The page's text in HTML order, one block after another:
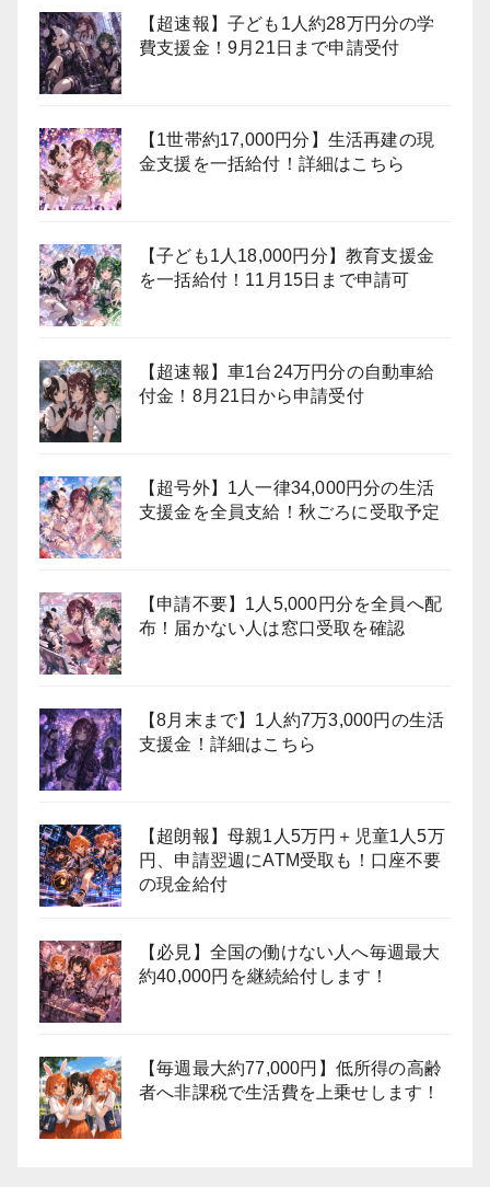
【超速報】子ども1人約28万円分の学
費支援金！9月21日まで申請受付
【1世帯約17,000円分】生活再建の現
金支援を一括給付！詳細はこちら
【子ども1人18,000円分】教育支援金
を一括給付！11月15日まで申請可
【超速報】車1台24万円分の自動車給
付金！8月21日から申請受付
【超号外】1人一律34,000円分の生活
支援金を全員支給！秋ごろに受取予定
【申請不要】1人5,000円分を全員へ配
布！届かない人は窓口受取を確認
【8月末まで】1人約7万3,000円の生活
支援金！詳細はこちら
【超朗報】母親1人5万円＋児童1人5万
円、申請翌週にATM受取も！口座不要
の現金給付
【必見】全国の働けない人へ毎週最大
約40,000円を継続給付します！
【毎週最大約77,000円】低所得の高齢
者へ非課税で生活費を上乗せします！